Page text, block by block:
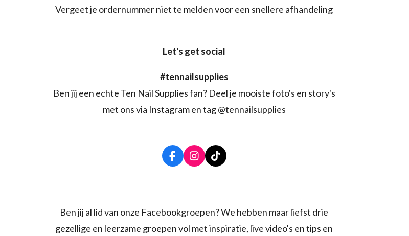
Vergeet je ordernummer niet te melden voor een snellere afhandeling
Let's get social
#tennailsupplies
Ben jij een echte Ten Nail Supplies fan? Deel je mooiste foto's en story's
met ons via Instagram en tag @tennailsupplies
F
a
e
o
k
I
n
t
r
a
T
i
T
k
Ben jij al lid van onze Facebookgroepen? We hebben maar liefst drie
gezellige en leerzame groepen vol met inspiratie, live video's en tips en